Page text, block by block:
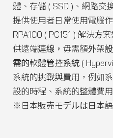
體、存儲 ( SSD )、網路交
提供使用者日常使用電腦
RPA100 ( PC151 ) 解決方
供遠端連線，毋需額外架
需的軟體管控系統 (
系統的挑戰與費用，例如
設的時程、系統的整體費
※日本販売モデルは日本